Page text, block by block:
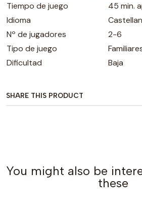
Tiempo de juego
45 min.
Idioma
Nº de jugadores
2-6
Tipo de juego
Dificultad
Baja
SHARE THIS PRODUCT
You might also be
these